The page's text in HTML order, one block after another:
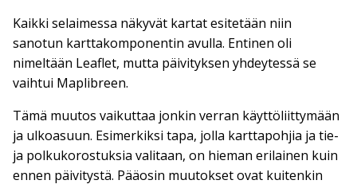
Kaikki selaimessa näkyvät kartat esitetään niin
sanotun karttakomponentin avulla. Entinen oli
nimeltään Leaflet, mutta päivityksen yhdeytessä se
vaihtui Maplibreen.
Tämä muutos vaikuttaa jonkin verran käyttöliittymään
ja ulkoasuun. Esimerkiksi tapa, jolla karttapohjia ja tie-
ja polkukorostuksia valitaan, on hieman erilainen kuin
ennen päivitystä. Pääosin muutokset ovat kuitenkin